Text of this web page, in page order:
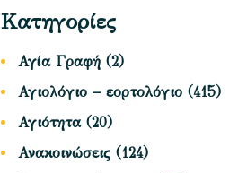
Κατηγορίες
Αγία Γραφή (2)
Αγιολόγιο – εορτολόγιο (415)
Αγιότητα(20)
Ανακοινώσεις (124)